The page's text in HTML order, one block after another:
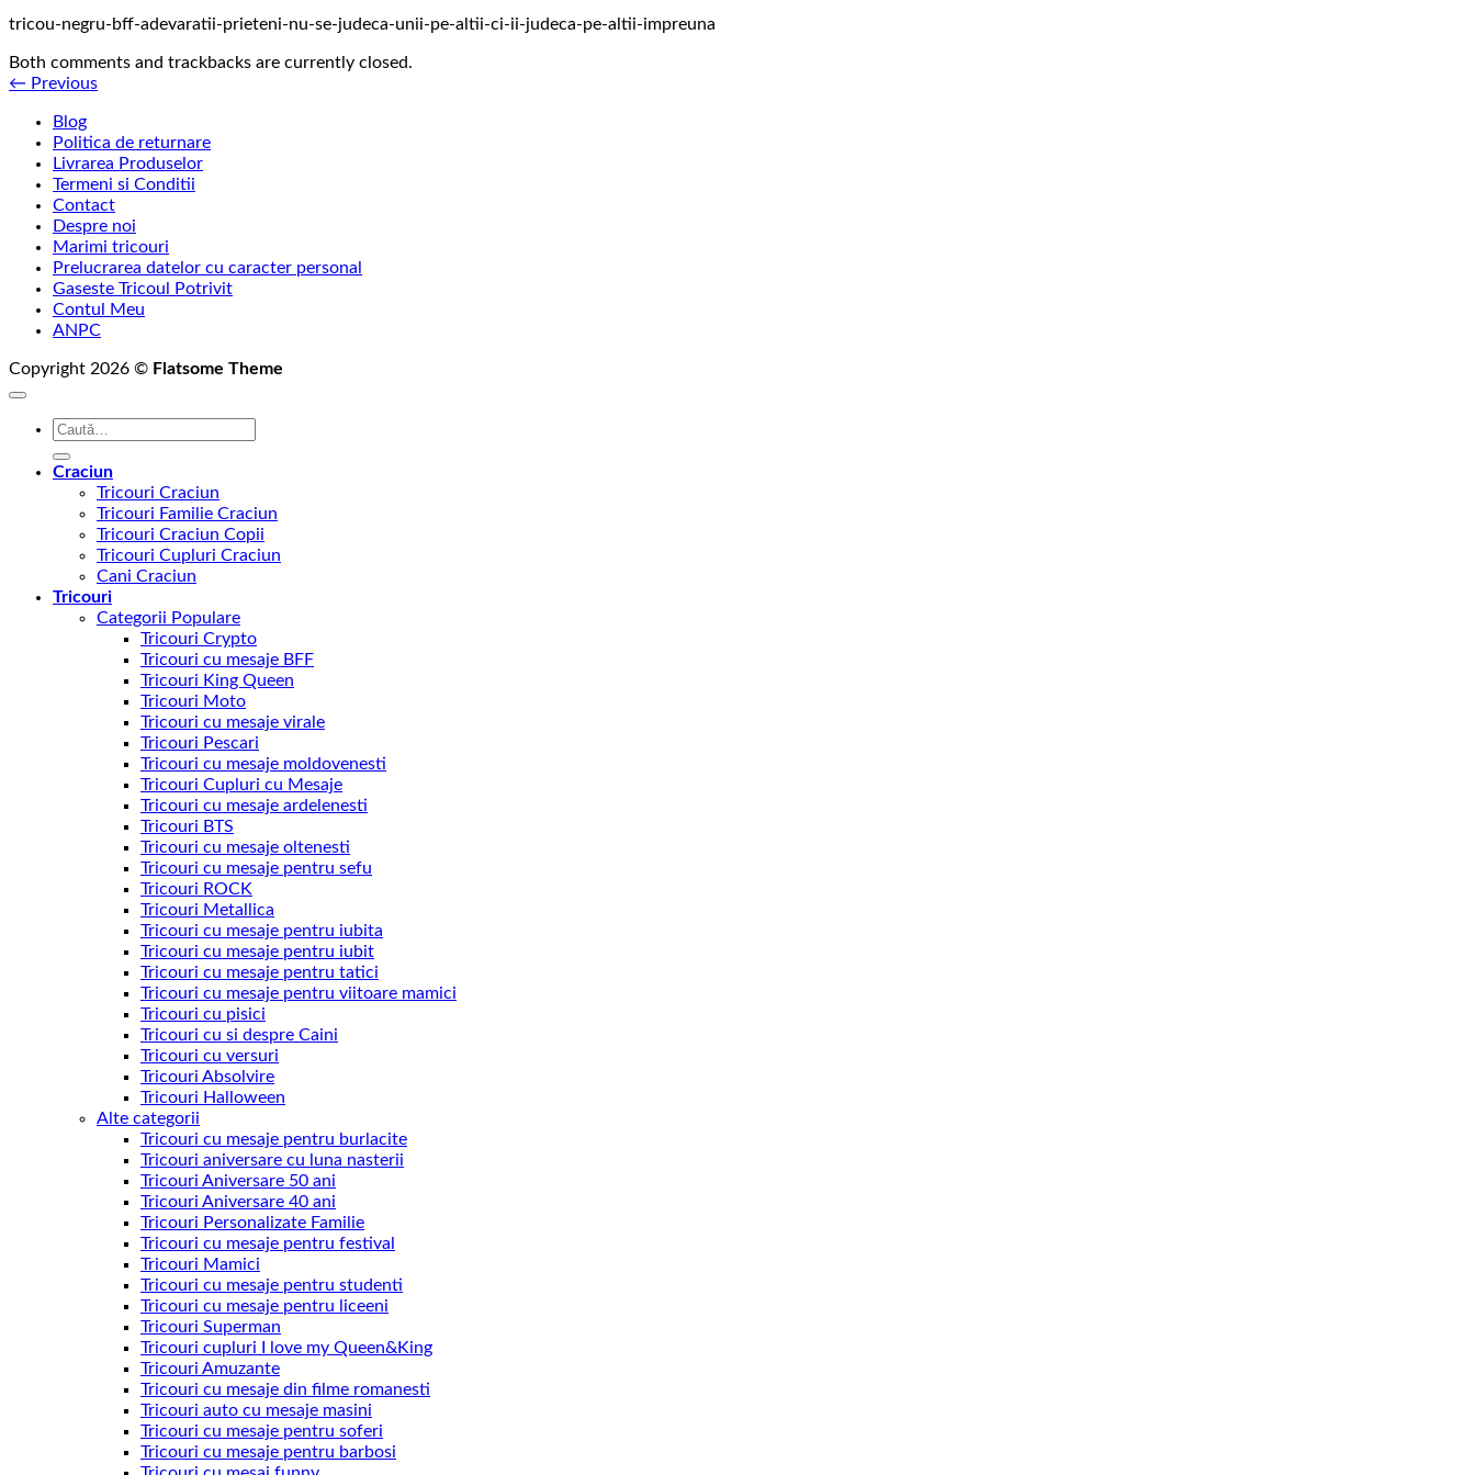
tricou-negru-bff-adevaratii-prieteni-nu-se-judeca-unii-pe-altii-ci-ii-judeca-pe-altii-impreuna
Both comments and trackbacks are currently closed.
← Previous
Blog
Politica de returnare
Livrarea Produselor
Termeni si Conditii
Contact
Despre noi
Marimi tricouri
Prelucrarea datelor cu caracter personal
Gaseste Tricoul Potrivit
Contul Meu
ANPC
Copyright 2026 © Flatsome Theme
Caută
Craciun
Tricouri Craciun
Tricouri Familie Craciun
Tricouri Craciun Copii
Tricouri Cupluri Craciun
Cani Craciun
Tricouri
Categorii Populare
Tricouri Crypto
Tricouri cu mesaje BFF
Tricouri King Queen
Tricouri Moto
Tricouri cu mesaje virale
Tricouri Pescari
Tricouri cu mesaje moldovenesti
Tricouri Cupluri cu Mesaje
Tricouri cu mesaje ardelenesti
Tricouri BTS
Tricouri cu mesaje oltenesti
Tricouri cu mesaje pentru sefu
Tricouri ROCK
Tricouri Metallica
Tricouri cu mesaje pentru iubita
Tricouri cu mesaje pentru iubit
Tricouri cu mesaje pentru tatici
Tricouri cu mesaje pentru viitoare mamici
Tricouri cu pisici
Tricouri cu si despre Caini
Tricouri cu versuri
Tricouri Absolvire
Tricouri Halloween
Alte categorii
Tricouri cu mesaje pentru burlacite
Tricouri aniversare cu luna nasterii
Tricouri Aniversare 50 ani
Tricouri Aniversare 40 ani
Tricouri Personalizate Familie
Tricouri cu mesaje pentru festival
Tricouri Mamici
Tricouri cu mesaje pentru studenti
Tricouri cu mesaje pentru liceeni
Tricouri Superman
Tricouri cupluri I love my Queen&King
Tricouri Amuzante
Tricouri cu mesaje din filme romanesti
Tricouri auto cu mesaje masini
Tricouri cu mesaje pentru soferi
Tricouri cu mesaje pentru barbosi